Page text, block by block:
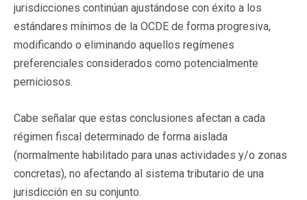
jurisdicciones continúan ajustándose con éxito a los
estándares mínimos de la OCDE de forma progresiva,
modificando o eliminando aquellos regímenes
preferenciales considerados como potencialmente
perniciosos.
Cabe señalar que estas conclusiones afectan a cada
régimen fiscal determinado de forma aislada
(normalmente habilitado para unas actividades y/o zonas
concretas), no afectando al sistema tributario de una
jurisdicción en su conjunto.